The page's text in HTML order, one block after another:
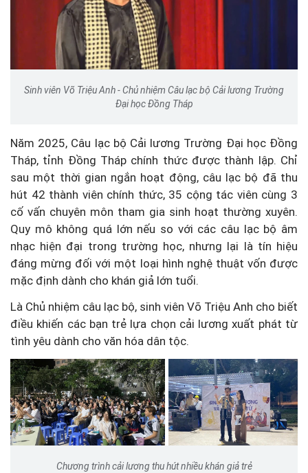
Sinh viên Võ Triệu Anh - Chủ nhiệm Câu lạc bộ Cải lương Trường
Đại học Đồng Tháp
Năm 2025, Câu lạc bộ Cải lương Trường Đại học Đồng
Tháp, tỉnh Đồng Tháp chính thức được thành lập. Chỉ
sau một thời gian ngắn hoạt động, câu lạc bộ đã thu
hút 42 thành viên chính thức, 35 cộng tác viên cùng 3
cố vấn chuyên môn tham gia sinh hoạt thường xuyên.
Quy mô không quá lớn nếu so với các câu lạc bộ âm
nhạc hiện đại trong trường học, nhưng lại là tín hiệu
đáng mừng đối với một loại hình nghệ thuật vốn được
mặc định dành cho khán giả lớn tuổi.
Là Chủ nhiệm câu lạc bộ, sinh viên Võ Triệu Anh cho biết
điều khiến các bạn trẻ lựa chọn cải lương xuất phát từ
tình yêu dành cho văn hóa dân tộc.
Chương trình cải lương thu hút nhiều khán giả trẻ